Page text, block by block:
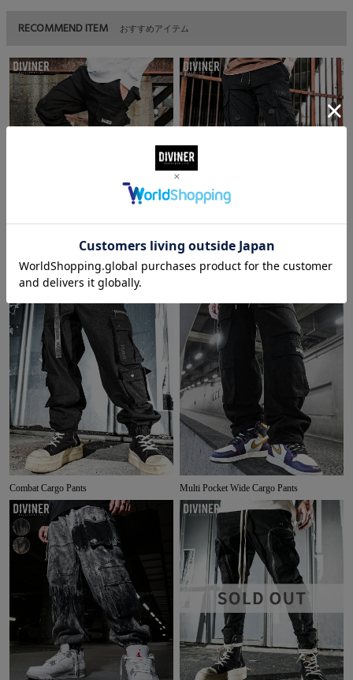
RECOMMEND ITEM おすすめアイテム
Black Cargo Jogger Pants(ブラック/ホワ
Black Cargo Jogger Pants(ブラック/ブラ
ック)
Combat Cargo Pants Multi Pocket Wide Cargo Pants